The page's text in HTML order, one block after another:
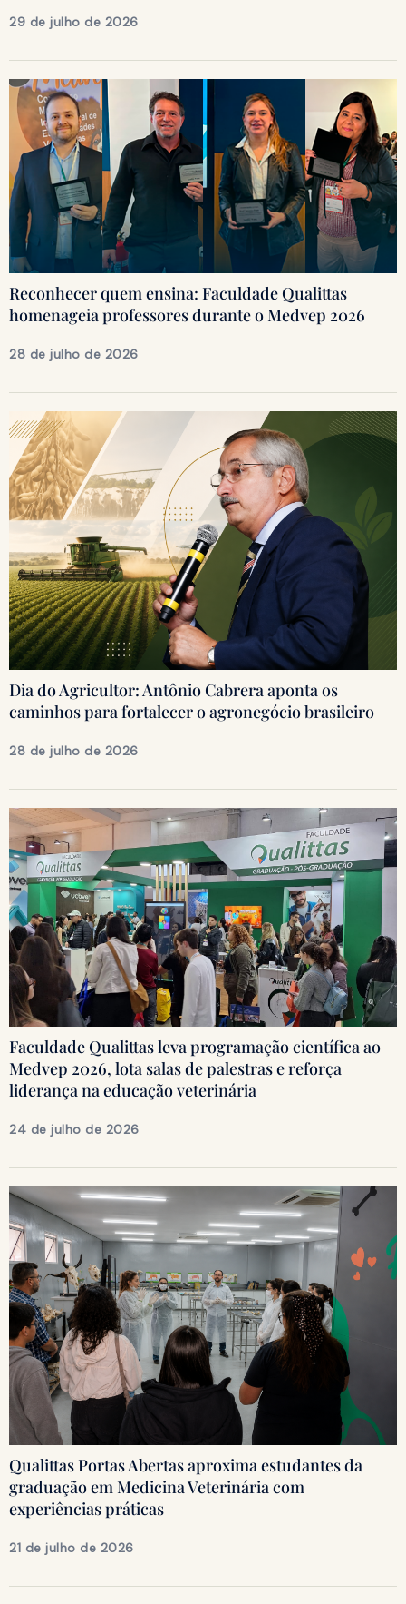
29 de julho de 2026
Reconhecer quem ensina: Faculdade Qualittas
homenageia professores durante o Medvep 2026
28 de julho de 2026
Dia do Agricultor: Antônio Cabrera aponta os
caminhos para fortalecer o agronegócio brasileiro
28 de julho de 2026
Faculdade Qualittas leva programação científica ao
Medvep 2026, lota salas de palestras e reforça
liderança na educação veterinária
24 de julho de 2026
Qualittas Portas Abertas aproxima estudantes da
graduação em Medicina Veterinária com
experiências práticas
21 de julho de 2026